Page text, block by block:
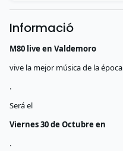
Informació
M80 live en Valdemoro
vive la mejor música de la época
.
Será el
Viernes 30 de Octubre en
.